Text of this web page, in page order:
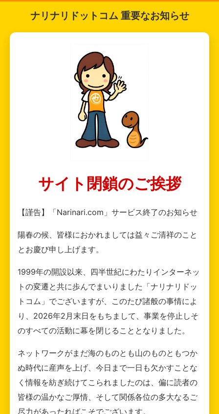
ナリナリドットコム 重要なお知らせ
サイト閉鎖のご挨拶
【謹告】「Narinari.com」サービス終了のお知らせ
陽春の候、皆様におかれましては益々ご清祥のこと
とお慶び申し上げます。
1999年の開設以来、四半世紀にわたりインターネッ
トの変遷と共に歩んでまいりました「ナリナリドッ
トコム」でございますが、このたび諸般の事情によ
り、2026年2月末日をもちまして、事業を停止しそ
のすべての活動に幕を閉じることとなりました。
ネットワークがまだ海のものとも山のものともつか
ぬ時代に産声を上げ、今日まで一日も欠かすことな
く情報を紡ぎ続けてこられましたのは、偏に読者の
皆様の温かなご厚情、そして関係各位の多大なるご
尽力があったればこそでございます。